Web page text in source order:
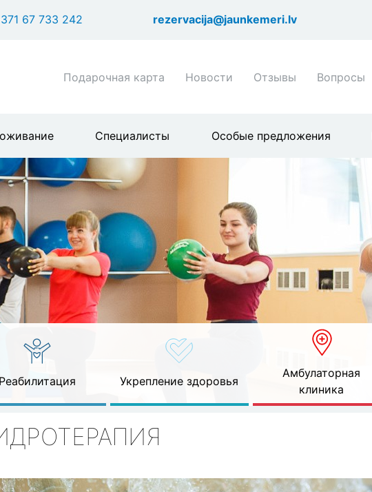
к
67 733 242 rezervacija@jaunkemeri.lv
Shortcuts
menu
Подарочная карта Новости Отзывы Вопросы
Специалисты Особые предложения
Реабилитация Укрепление здоровья
Амбулаторная
клиника